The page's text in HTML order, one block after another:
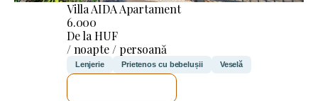
Villa AIDA Apartament
6.000
De la HUF
/ noapte / persoană
Lenjerie Prietenos cu bebelușii Veselă